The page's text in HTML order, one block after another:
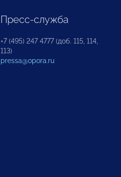
Пресс-служба
+7 (495) 247 4777 (доб. 115, 114,
113)
pressa@opora.ru